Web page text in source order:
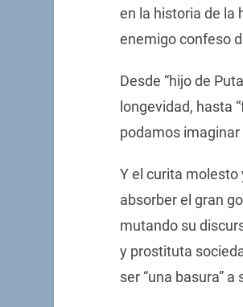
en la historia de la
enemigo confeso
Desde “hijo de
longevidad, hasta
podamos imaginar
Y el curita molesto
absorber el gran
mutando su
y prostituta
ser “una basura”